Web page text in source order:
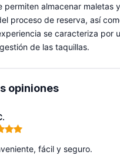
permiten almacenar maletas
proceso de reserva, así
se caracteriza por
de las taquillas.
opiniones
de 5
fácil y seguro.